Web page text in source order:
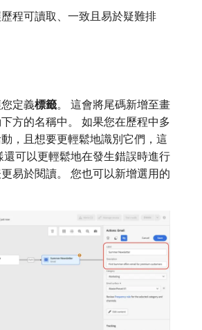
程可讀取、一致且易於疑難排
定義​標籤。 這會將尾碼新增至畫
方的名稱中。 如果您在歷程中多
，且想要更輕鬆地識別它們，這
還可以更輕鬆地在發生錯誤時進行
易於閱讀。 您也可以新增選用的​